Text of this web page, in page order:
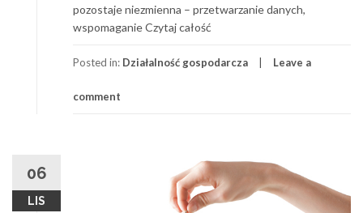
pozostaje niezmienna – przetwarzanie danych,
wspomaganie Czytaj całość
Posted in: Działalność gospodarcza Leave a
comment
06
LIS